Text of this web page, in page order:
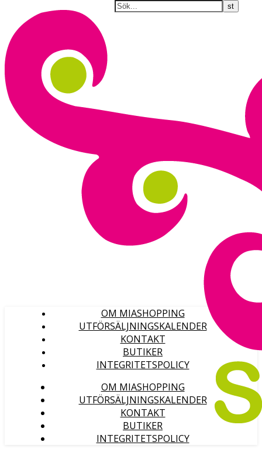
OM MIASHOPPING
UTFÖRSÄLJNINGSKALENDER
KONTAKT
BUTIKER
INTEGRITETSPOLICY
OM MIASHOPPING
UTFÖRSÄLJNINGSKALENDER
KONTAKT
BUTIKER
INTEGRITETSPOLICY